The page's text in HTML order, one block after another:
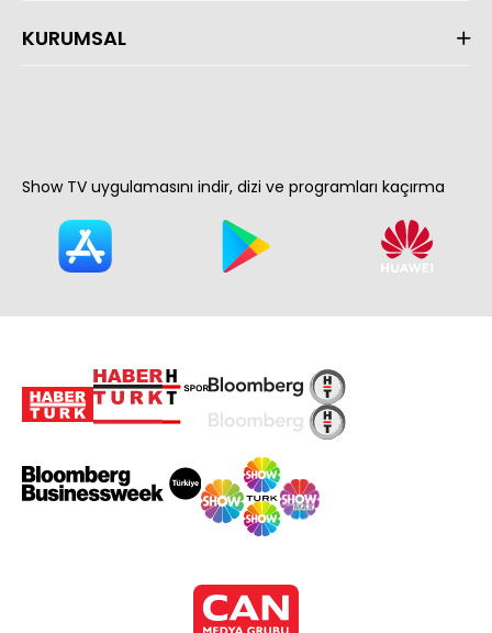
KURUMSAL
Show TV uygulamasını indir, dizi ve programları kaçırma